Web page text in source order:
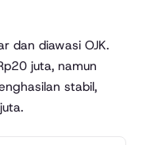
dan diawasi OJK.
juta, namun
stabil,